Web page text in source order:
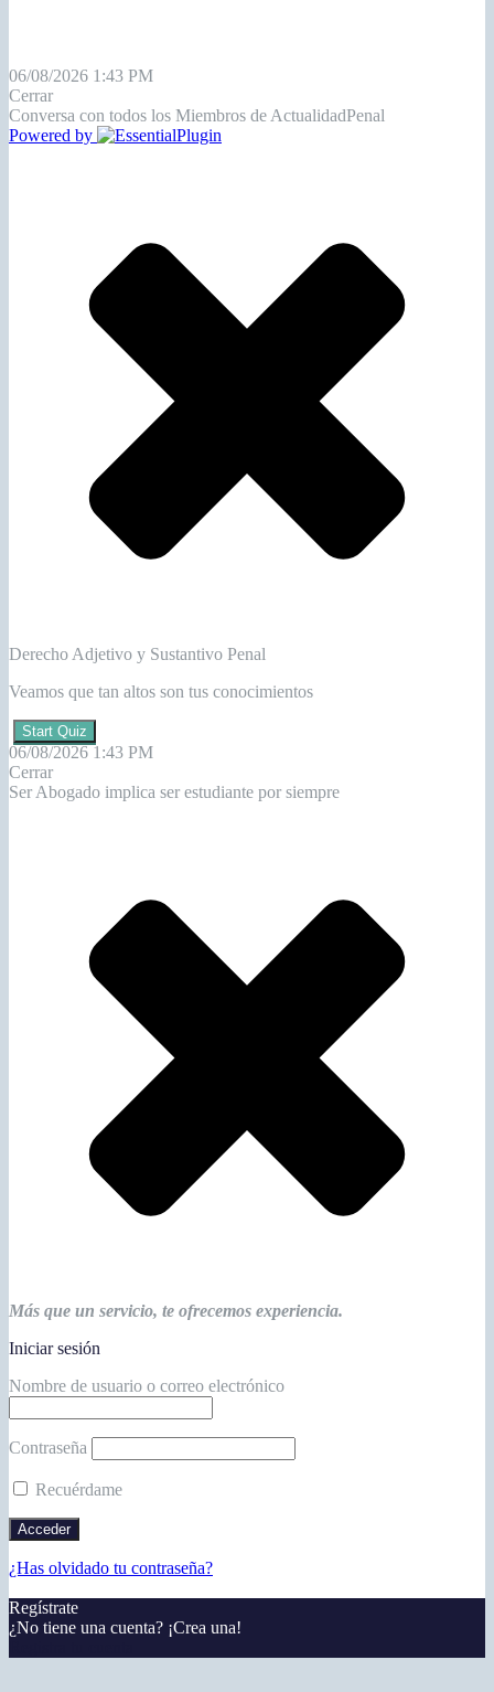
06/08/2026 1:43 PM
Cerrar
Conversa con todos los Miembros de ActualidadPenal
Powered by
Derecho Adjetivo y Sustantivo Penal
Veamos que tan altos son tus conocimientos
Start Quiz
06/08/2026 1:43 PM
Cerrar
Ser Abogado implica ser estudiante por siempre
Más que un servicio, te ofrecemos experiencia.
Iniciar sesión
Nombre de usuario o correo electrónico
Contraseña
Recuérdame
¿Has olvidado tu contraseña?
Regístrate
¿No tiene una cuenta? ¡Crea una!